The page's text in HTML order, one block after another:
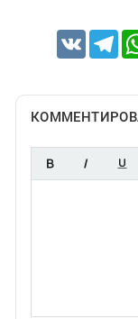
VK